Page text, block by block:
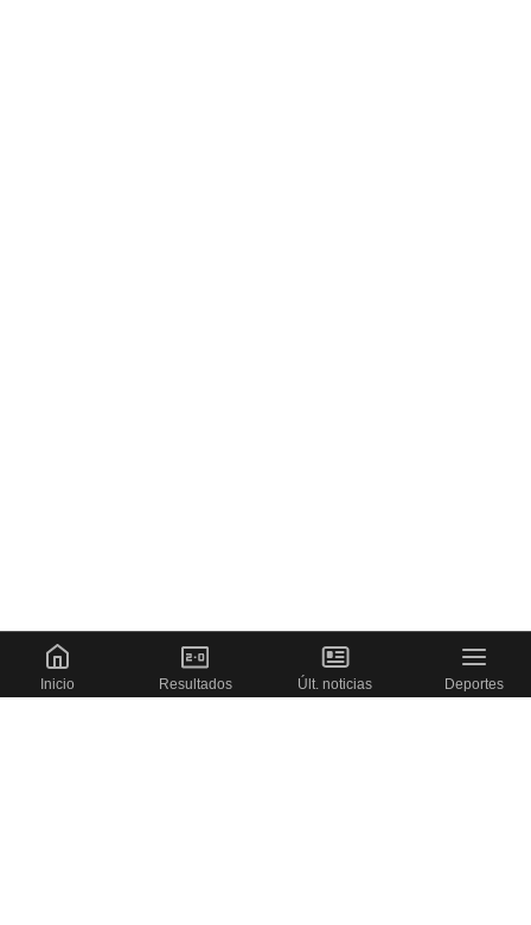
Inicio Resultados Últ. noticias Deportes